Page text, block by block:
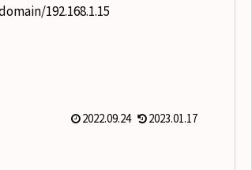
192.168.1.15
2022.09.24 2023.01.17